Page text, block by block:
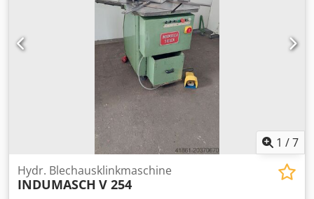
1 /7
Hydr. Blechausklinkmaschine
INDUMASCH V 254